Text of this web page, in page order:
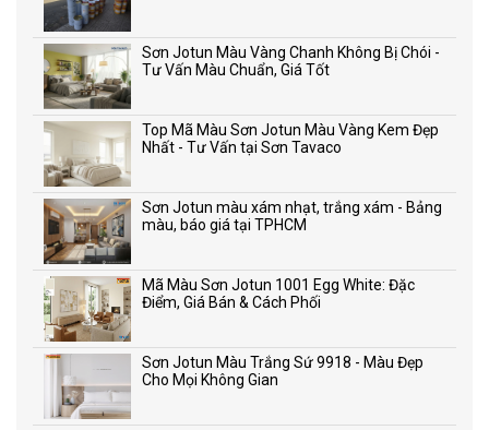
Sơn Jotun Màu Vàng Chanh Không Bị Chói -
Tư Vấn Màu Chuẩn, Giá Tốt
Top Mã Màu Sơn Jotun Màu Vàng Kem Đẹp
Nhất - Tư Vấn tại Sơn Tavaco
Sơn Jotun màu xám nhạt, trắng xám - Bảng
màu, báo giá tại TPHCM
Mã Màu Sơn Jotun 1001 Egg White: Đặc
Điểm, Giá Bán & Cách Phối
Sơn Jotun Màu Trắng Sứ 9918 - Màu Đẹp
Cho Mọi Không Gian